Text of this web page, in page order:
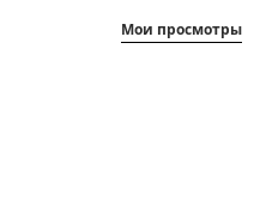
Мои просмотры